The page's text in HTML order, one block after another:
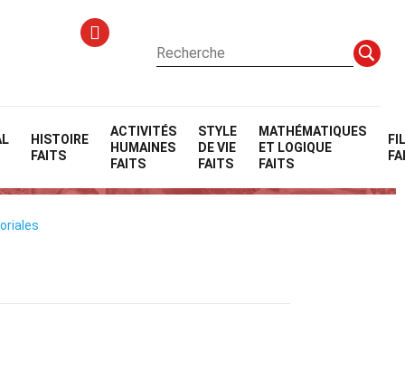
HISTOIRE
FAITS
ACTIVITÉS
HUMAINES
FAITS
STYLE
DE VIE
FAITS
MATHÉMATIQUES
ET LOGIQUE
FAITS